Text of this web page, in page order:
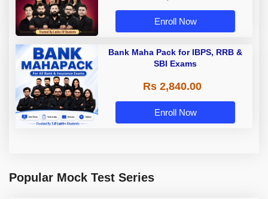
Enroll Now
Bank Maha Pack for IBPS, RRB &
SBI Exams
Rs 2,840.00
Enroll Now
Popular Mock Test Series